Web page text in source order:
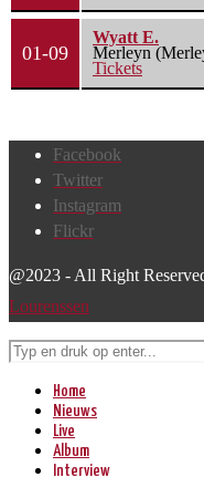
01-09
Wyatt E.
Merleyn
Tickets
Facebook
Twitter
Instagram
Flickr
@2023 - All Right
Lourenssen
Home
Nieuws
Live
Album
Interview